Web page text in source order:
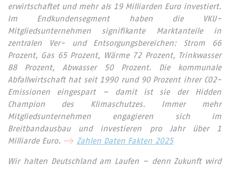
erwirtschaftet und mehr als 19 Milliarden Euro investiert.
Im Endkundensegment haben die VKU-
Mitgliedsunternehmen signifikante Marktanteile in
zentralen Ver- und Entsorgungsbereichen: Strom 66
Prozent, Gas 65 Prozent, Wärme 72 Prozent, Trinkwasser
88 Prozent, Abwasser 50 Prozent. Die kommunale
Abfallwirtschaft hat seit 1990 rund 90 Prozent ihrer CO2-
Emissionen eingespart – damit ist sie der Hidden
Champion des Klimaschutzes. Immer mehr
Mitgliedsunternehmen engagieren sich im
Breitbandausbau und investieren pro Jahr über 1
Milliarde Euro.
Zahlen Daten Fakten 2025
Wir halten Deutschland am Laufen – denn Zukunft wird